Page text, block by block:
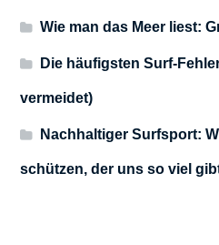
Wie man das Meer liest:
Die häufigsten Surf-
vermeidet)
Nachhaltiger Surfsport:
schützen, der uns so viel